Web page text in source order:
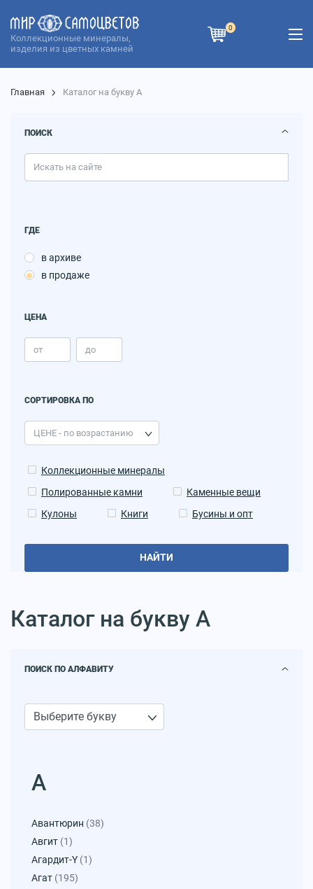
Коллекционные минералы,
изделия из цветных камней
0
Главная Каталог на букву А
ПОИСК
ГДЕ
в архиве
в продаже
ЦЕНА
СОРТИРОВКА ПО
Коллекционные минералы
Полированные камни
Каменные вещи
Кулоны
Книги Бусины и опт
НАЙТИ
Каталог на букву А
ПОИСК ПО АЛФАВИТУ
А
Авантюрин (38)
Авгит (1)
Агардит-Y (1)
Агат (195)